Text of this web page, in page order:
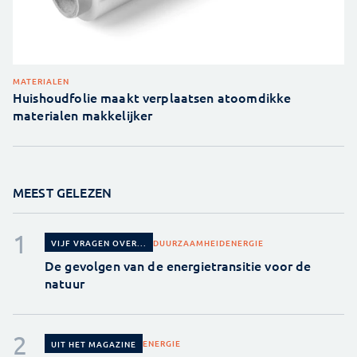
MATERIALEN
Huishoudfolie maakt verplaatsen atoomdikke
materialen makkelijker
MEEST GELEZEN
VIJF VRAGEN OVER... DUURZAAMHEIDENERGIE
De gevolgen van de energietransitie voor de
natuur
UIT HET MAGAZINE ENERGIE